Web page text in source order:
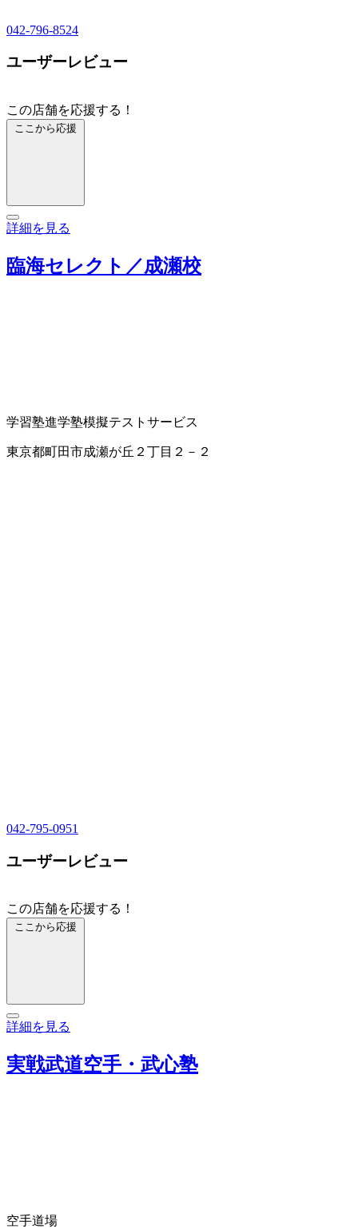
042-796-8524
ユーザーレビュー
この店舗を応援する！
ここから応援
詳細を見る
臨海セレクト／成瀬校
学習塾進学塾模擬テストサービス
東京都町田市成瀬が丘２丁目２－２
042-795-0951
ユーザーレビュー
この店舗を応援する！
ここから応援
詳細を見る
実戦武道空手・武心塾
空手道場